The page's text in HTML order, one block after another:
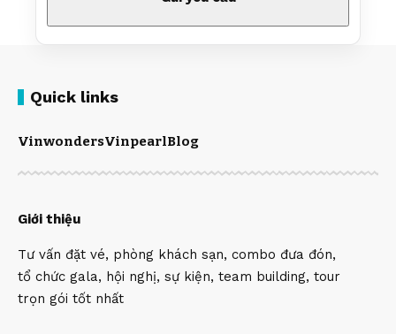
Quick links
VinwondersVinpearlBlog
Giới thiệu
Tư vấn đặt vé, phòng khách sạn, combo đưa đón,
tổ chức gala, hội nghị, sự kiện, team building, tour
trọn gói tốt nhất